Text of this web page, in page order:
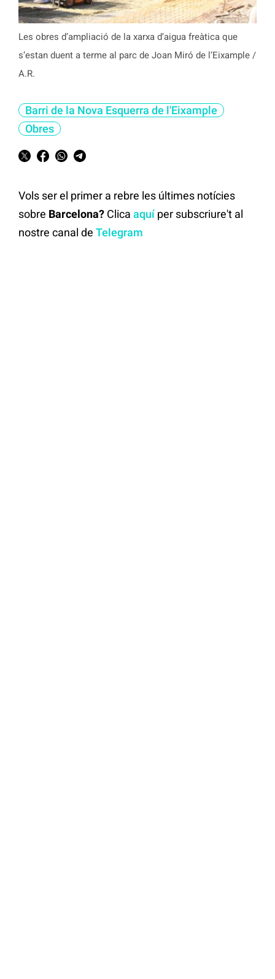
Les obres d’ampliació de la xarxa d’aigua freàtica que
s’estan duent a terme al parc de Joan Miró de l’Eixample /
A.R.
Barri de la Nova Esquerra de l'Eixample
Obres
Vols ser el primer a rebre les últimes notícies
sobre Barcelona? Clica aquíper subscriure't al
nostre canal de Telegram